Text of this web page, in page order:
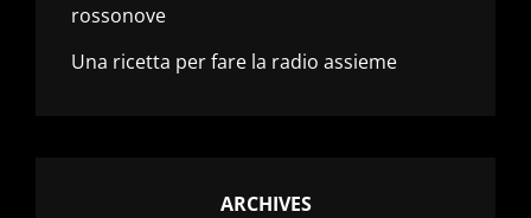
rossonove
Una ricetta per fare la radio assieme
ARCHIVES